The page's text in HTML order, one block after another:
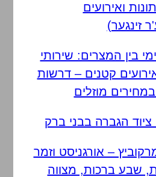
ואירועים
זינגער)
בין המצרים: שירותי
קטנים – דרשות
מוזלים
הגברה בבני ברק
– אורגניסט וזמר
שבע ברכות, מצווה